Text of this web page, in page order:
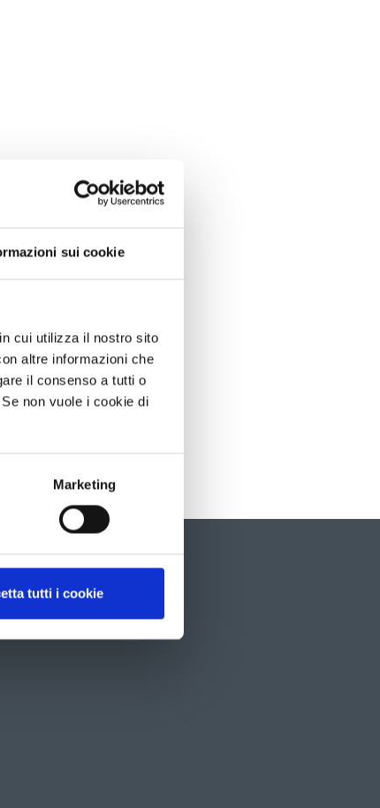
sui cookie
cui utilizza il nostro sito
altre informazioni che
il consenso a tutti o
non vuole i cookie di
Marketing
tutti i cookie